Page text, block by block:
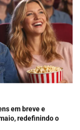
em breve e
redefinindo o